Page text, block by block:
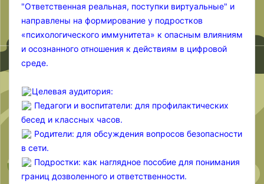
"Ответственная реальная, поступки виртуальные" и
направлены на формирование у подростков
«психологического иммунитета» к опасным влияниям
и осознанного отношения к действиям в цифровой
среде.
Целевая аудитория:
Педагоги и воспитатели: для профилактических
бесед и классных часов.
Родители: для обсуждения вопросов безопасности
в сети.
Подростки: как наглядное пособие для понимания
границ дозволенного и ответственности.